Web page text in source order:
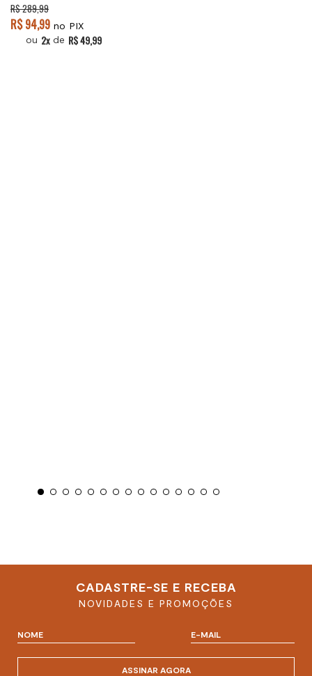
R$ 289,99
R$ 94,99 no PIX
ou 2x de R$ 49,99
CADASTRE-SE E RECEBA
NOVIDADES E PROMOÇÕES
ASSINAR AGORA